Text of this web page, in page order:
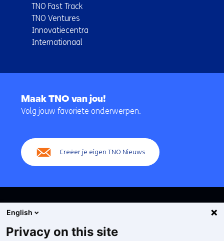
TNO Fast Track
TNO Ventures
Innovatiecentra
Internationaal
navigatie
Maak TNO van jou!
Volg jouw favoriete onderwerpen.
Creëer je eigen TNO Nieuws
English
Privacy on this site